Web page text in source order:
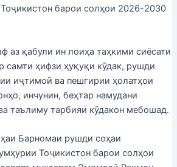
барои солҳои 2026-2030
аз қабули ин лоиҳа таҳкими сиёсати
самти ҳифзи ҳуқуқи кӯдак, рушди
иҷтимоӣ ва пешгирии ҳолатҳои
инчунин, беҳтар намудани
таълиму тарбияи кӯдакон мебошад.
Барномаи рушди соҳаи
Тоҷикистон барои солҳои